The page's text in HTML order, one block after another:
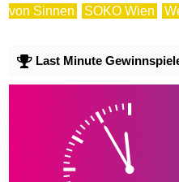
von Sinnen
SOKO Wien
Last Minute